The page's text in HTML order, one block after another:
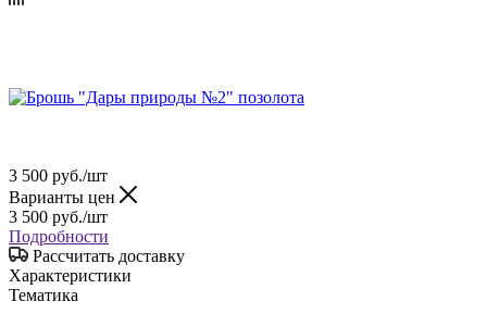
3 500 руб./шт
Варианты цен
3 500 руб./шт
Подробности
Рассчитать доставку
Характеристики
Тематика